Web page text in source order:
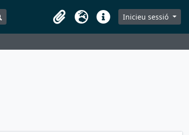
Search in browse page
Portaretalls
IdiomaDreceresInicieu sessió